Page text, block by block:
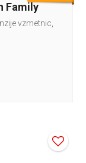
Family
vzmetnic,